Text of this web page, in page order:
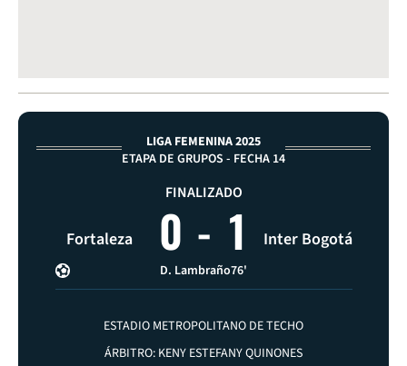
LIGA FEMENINA 2025
ETAPA DE GRUPOS - FECHA 14
Fortaleza
FINALIZADO
0 - 1 Inter Bogotá
D. Lambraño76'
ESTADIO METROPOLITANO DE TECHO
ÁRBITRO: KENY ESTEFANY QUINONES